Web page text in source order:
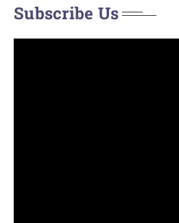
Subscribe Us